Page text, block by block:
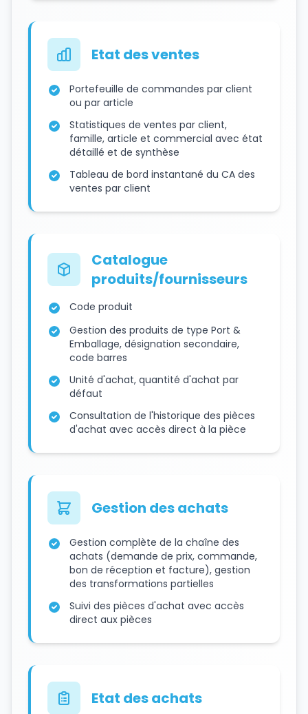
Etat des ventes
Portefeuille de commandes par client
ou par article
Statistiques de ventes par client,
famille, article et commercial avec état
détaillé et de synthèse
Tableau de bord instantané du CA des
ventes par client
Catalogue
produits/fournisseurs
Code produit
Gestion des produits de type Port &
Emballage, désignation secondaire,
code barres
Unité d'achat, quantité d'achat par
défaut
Consultation de l'historique des pièces
d'achat avec accès direct à la pièce
Gestion des achats
Gestion complète de la chaîne des
achats (demande de prix, commande,
bon de réception et facture), gestion
des transformations partielles
Suivi des pièces d'achat avec accès
direct aux pièces
Etat des achats